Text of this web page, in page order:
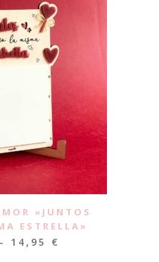
«JUNTOS
ESTRELLA»
14,95 €